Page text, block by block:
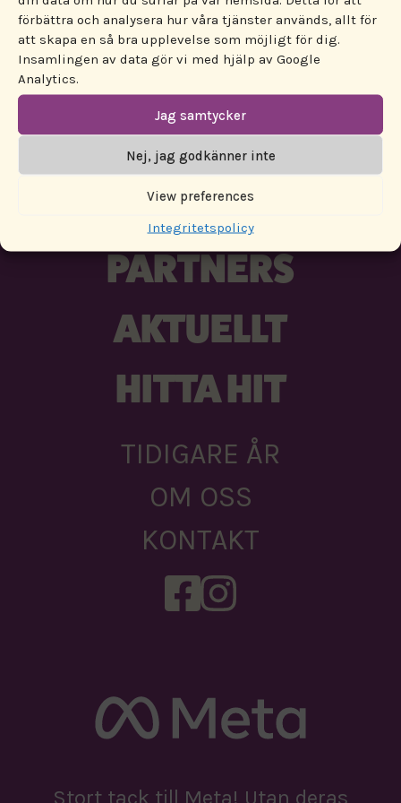
förbättra och analysera hur våra tjänster används, allt för
att skapa en så bra upplevelse som möjligt för dig.
Insamlingen av data gör vi med hjälp av Google
Analytics.
Jag samtycker
Nej, jag godkänner inte
View preferences
Integritetspolicy
ENGAGERA DIG!
PROGRAM
PARTNERS
AKTUELLT
HITTA HIT
TIDIGARE ÅR
OM OSS
KONTAKT
Stort tack till Meta! Utan deras